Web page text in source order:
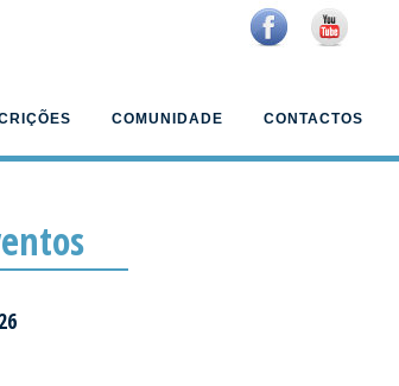
COMUNIDADE CONTACTOS